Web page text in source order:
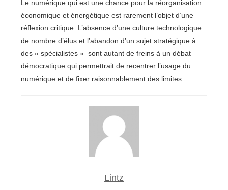
Le numérique qui est une chance pour la réorganisation
économique et énergétique est rarement l’objet d’une
réflexion critique. L’absence d’une culture technologique
de nombre d’élus et l’abandon d’un sujet stratégique à
des « spécialistes » sont autant de freins à un débat
démocratique qui permettrait de recentrer l’usage du
numérique et de fixer raisonnablement des limites.
Lintz